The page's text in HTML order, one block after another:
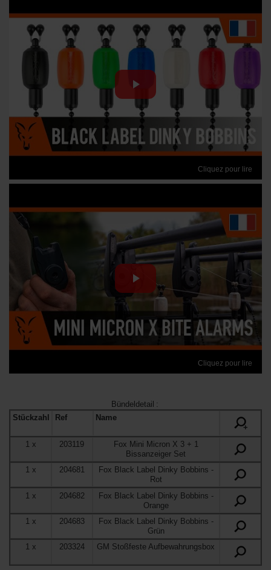
Cliquez pour lire
Cliquez pour lire
Bündeldetail :
Stückzahl
Ref
Name
+
1 x 203119
Fox Mini Micron X 3 + 1
Bissanzeiger Set
1x 204681 Fox Black Label Dinky Bobbins -
Rot
1 x 204682 Fox Black Label Dinky Bobbins -
Orange
1 x 204683 Fox Black Label Dinky Bobbins -
Grün
1x 203324 GM Stoßfeste Aufbewahrungsbox